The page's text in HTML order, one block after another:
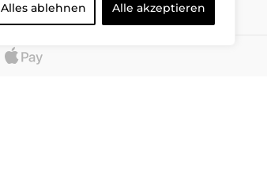
Alles ablehnen Alle akzeptieren